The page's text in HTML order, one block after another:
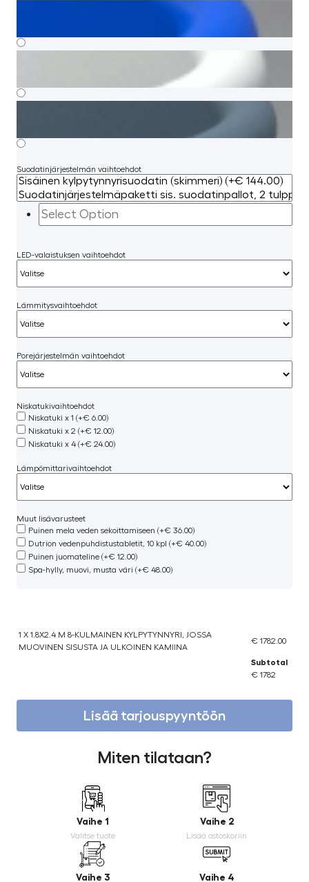
Suodatinjärjestelmän vaihtoehdot
LED-valaistuksen vaihtoehdot
Lämmitysvaihtoehdot
Porejärjestelmän vaihtoehdot
Niskatukivaihtoehdot
Niskatuki x 1 (+€ 6.00)
Niskatuki x 2 (+€ 12.00)
Niskatuki x 4 (+€ 24.00)
Lämpömittarivaihtoehdot
Muut lisävarusteet
Puinen mela veden sekoittamiseen (+€ 36.00)
Dutrion vedenpuhdistustabletit, 10 kpl (+€ 40.00)
Puinen juomateline (+€ 12.00)
Spa-hylly, muovi, musta väri (+€ 48.00)
1 X 1.8X2.4 M 8-KULMAINEN KYLPYTYNNYRI, JOSSA
MUOVINEN SISUSTA JA ULKOINEN KAMIINA
€ 1782.00
Subtotal
€ 1782
Lisää tarjouspyyntöön
Miten tilataan?
Vaihe 1
Valitse tuote
Vaihe 2
Lisää ostoskoriin
Vaihe 3 Vaihe 4